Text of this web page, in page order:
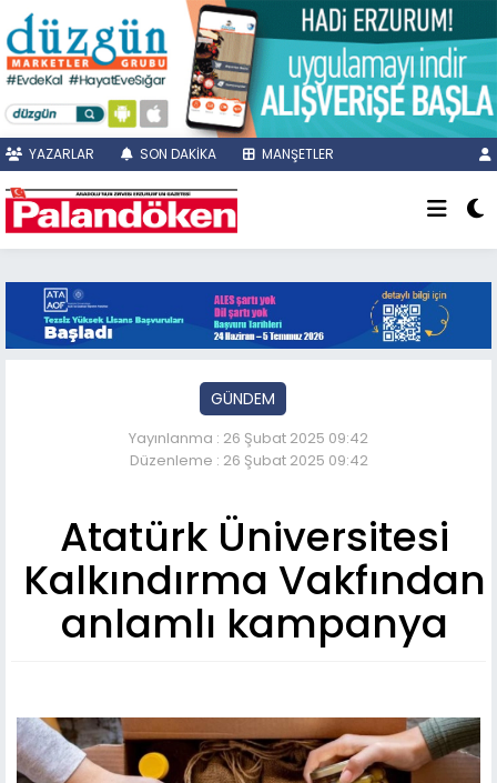
YAZARLAR SON DAKİKA MANŞETLER
GÜNDEM
Yayınlanma : 26 Şubat 2025 09:42
Düzenleme : 26 Şubat 2025 09:42
Atatürk Üniversitesi
Kalkındırma Vakfından
anlamlı kampanya